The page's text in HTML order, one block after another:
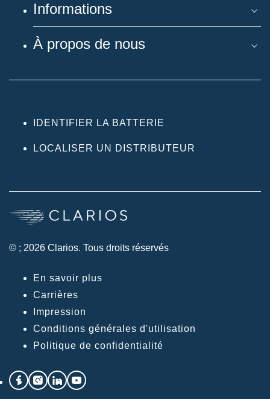
Informations
À propos de nous
IDENTIFIER LA BATTERIE
LOCALISER UN DISTRIBUTEUR
© ; 2026 Clarios. Tous droits réservés
En savoir plus
Carrières
Impression
Conditions générales d'utilisation
Politique de confidentialité